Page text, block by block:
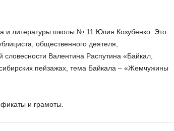
и литературы школы № 11 Юлия Козубенко. Это
общественного деятеля,
словесности Валентина Распутина «Байкал,
пейзажах, тема Байкала – «Жемчужины
и грамоты.